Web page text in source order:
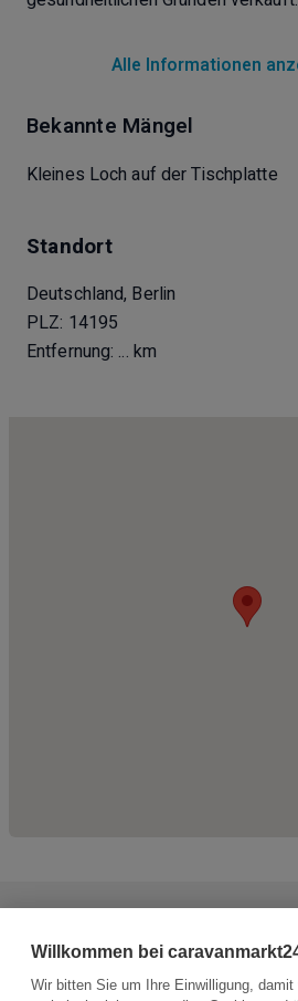
Alle Informationen
Bekannte Mängel
Kleines Loch auf der Tischplatte
Standort
Deutschland, Berlin
PLZ: 14195
Entfernung:... km
Sie haben die Möglichkeit, dem
senden.
Willkommen bei
Wir bitten Sie um Ihre Einwilligung,